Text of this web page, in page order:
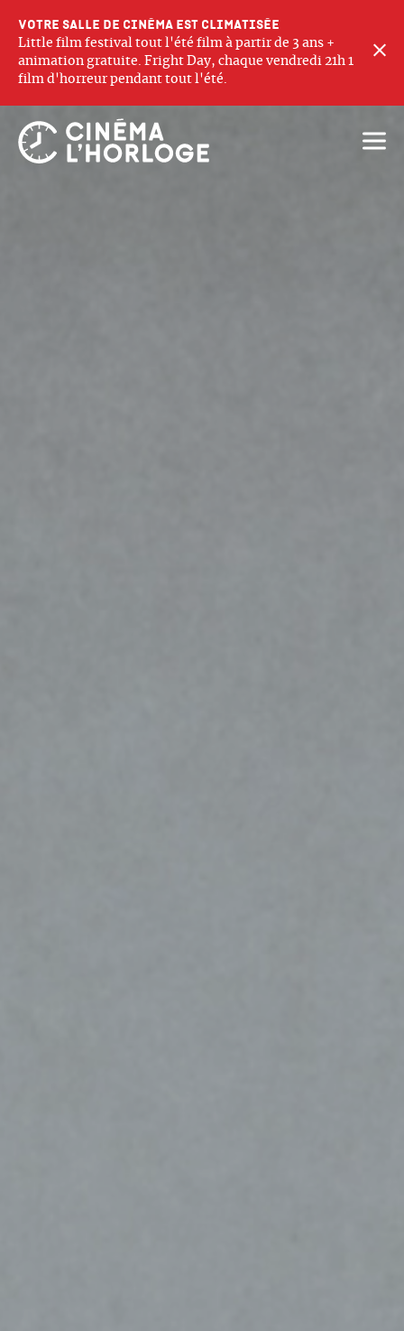
Votre salle de cinéma est climatisée
Little film festival tout l'été film à partir de 3 ans +
animation gratuite. Fright Day, chaque vendredi 21h 1
film d'horreur pendant tout l'été.